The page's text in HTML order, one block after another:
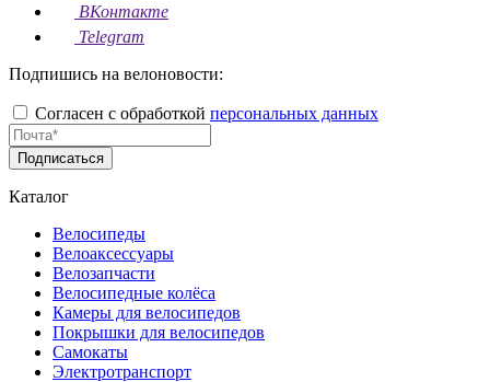
ВКонтакте
Telegram
Подпишись на велоновости:
Согласен с обработкой персональных данных
Подписаться
Каталог
Велосипеды
Велоаксессуары
Велозапчасти
Велосипедные колёса
Камеры для велосипедов
Покрышки для велосипедов
Самокаты
Электротранспорт